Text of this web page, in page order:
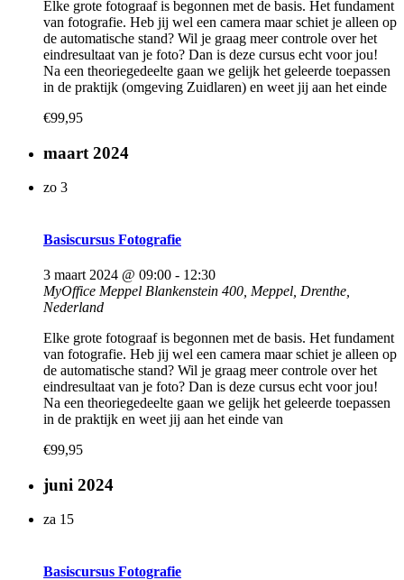
Elke grote fotograaf is begonnen met de basis. Het fundament
van fotografie. Heb jij wel een camera maar schiet je alleen op
de automatische stand? Wil je graag meer controle over het
eindresultaat van je foto? Dan is deze cursus echt voor jou!
Na een theoriegedeelte gaan we gelijk het geleerde toepassen
in de praktijk (omgeving Zuidlaren) en weet jij aan het einde
€99,95
maart 2024
zo 3
Basiscursus Fotografie
3 maart 2024 @ 09:00 - 12:30
MyOffice Meppel Blankenstein 400, Meppel, Drenthe,
Nederland
Elke grote fotograaf is begonnen met de basis. Het fundament
van fotografie. Heb jij wel een camera maar schiet je alleen op
de automatische stand? Wil je graag meer controle over het
eindresultaat van je foto? Dan is deze cursus echt voor jou!
Na een theoriegedeelte gaan we gelijk het geleerde toepassen
in de praktijk en weet jij aan het einde van
€99,95
juni 2024
za 15
Basiscursus Fotografie